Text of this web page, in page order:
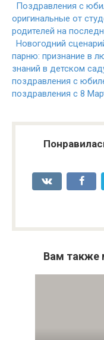
Поздравления с
оригинальные от
родителей на
Новогодний
парню: признание в
знаний в детском
поздравления с
поздравления с 8
Вам также